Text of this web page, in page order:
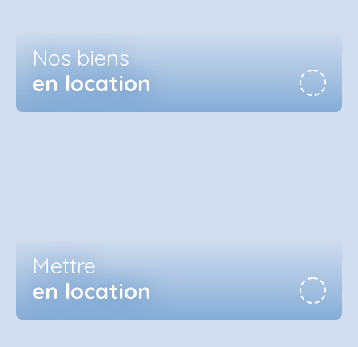
Nos biens
en location
Mettre
en location